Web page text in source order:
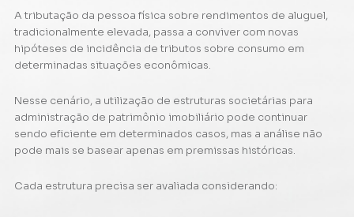
A tributação da pessoa física sobre rendimentos de aluguel,
tradicionalmente elevada, passa a conviver com novas
hipóteses de incidência de tributos sobre consumo em
determinadas situações econômicas.
Nesse cenário, a utilização de estruturas societárias para
administração de patrimônio imobiliário pode continuar
sendo eficiente em determinados casos, mas a análise não
pode mais se basear apenas em premissas históricas.
Cada estrutura precisa ser avaliada considerando: